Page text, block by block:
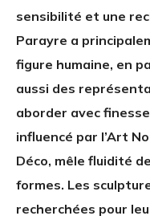
sensibilité et une
Parayre a
figure humaine, en
aussi des
aborder avec
influencé par l’Art
Déco, mêle fluidité
formes. Les
recherchées pour